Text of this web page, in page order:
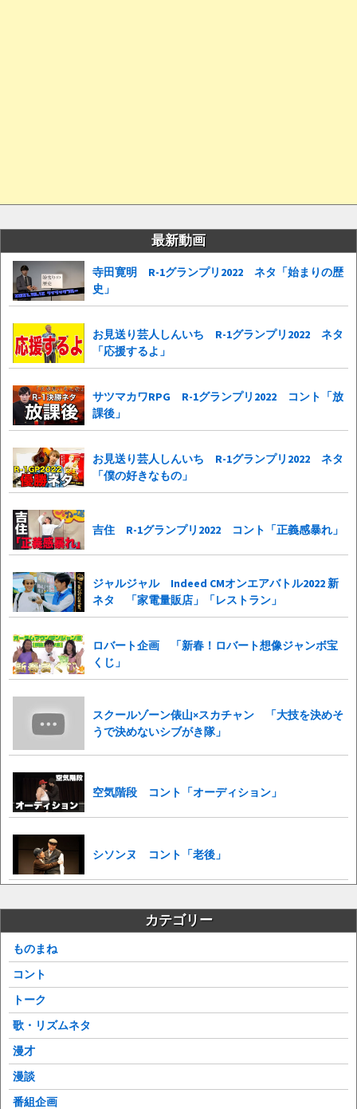
最新動画
寺田寛明 R-1グランプリ2022 ネタ「始まりの歴
史」
お見送り芸人しんいち R-1グランプリ2022 ネタ
「応援するよ」
サツマカワRPG R-1グランプリ2022 コント「放
課後」
お見送り芸人しんいち R-1グランプリ2022 ネタ
「僕の好きなもの」
吉住 R-1グランプリ2022 コント「正義感暴れ」
ジャルジャル Indeed CMオンエアバトル2022 新
ネタ 「家電量販店」「レストラン」
ロバート企画 「新春！ロバート想像ジャンボ宝
くじ」
スクールゾーン俵山×スカチャン 「大技を決めそ
うで決めないシブがき隊」
空気階段 コント「オーディション」
シソンヌ コント「老後」
カテゴリー
ものまね
コント
トーク
歌・リズムネタ
漫才
漫談
番組企画